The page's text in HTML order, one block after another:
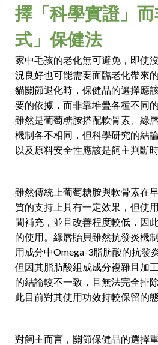
擇「科學實證」
式」保健法
家中毛孩的老化無可避免，即使
況良好也可能需要面臨老化帶來
貓關節退化時，保健品的選擇應
要的依據，而非靠堆疊各種不同
雖然是葡萄糖胺搭配軟骨素、綠
機制各不相同，但科學研究的結
以及原料安全性應該是飼主判斷
雖然傳統上葡萄糖胺與軟骨素在
質的支持上具有一定效果，但使
間補充，並且改善程度較低，因
的使用。綠唇貽貝雖然抗發炎機
用成分中Omega-3脂肪酸的抗發
但因其脂肪酸組成成分複雜且加
的結論較不一致，且無法完全排
此目前對其使用功效持較保留的態
對飼主而言，關節保健品的選擇